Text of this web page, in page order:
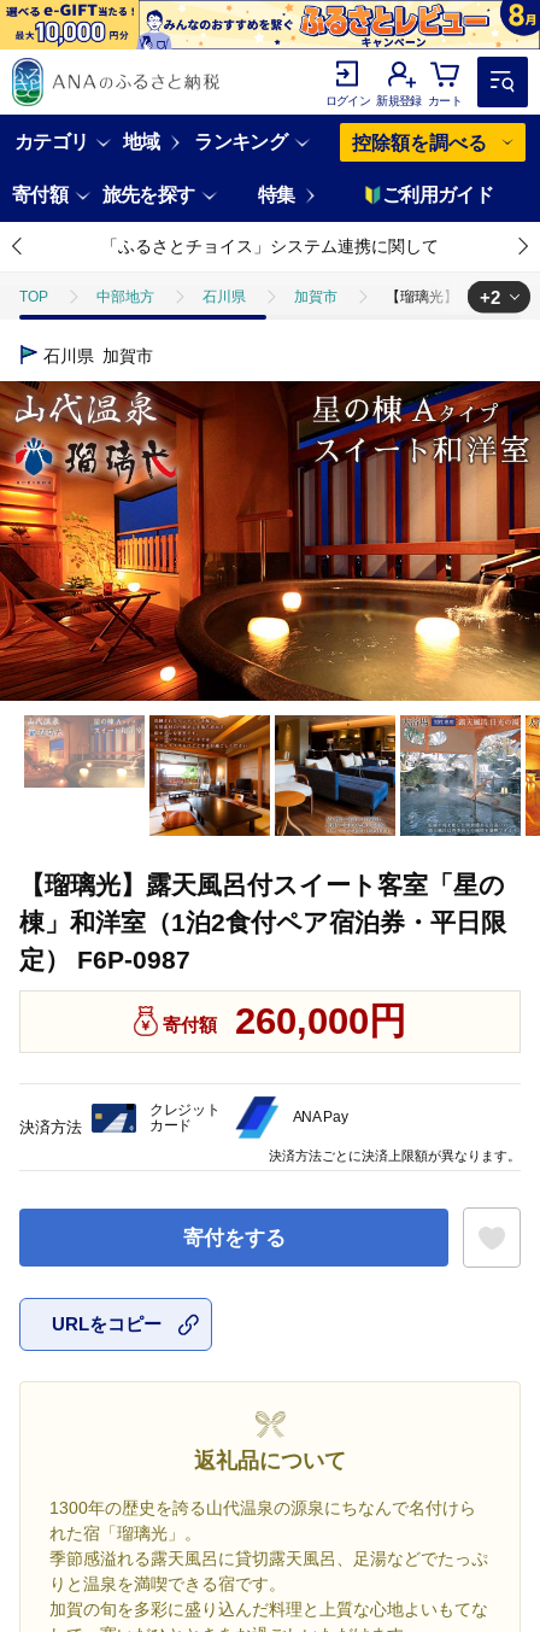
ログイン 新規登録 カート
カテゴリ 地域 ランキング 控除額を調べる
寄付額 旅先を探す 特集 ご利用ガイド
「ふるさとチョイス」システム連携に関して
TOP 中部地方 石川県 加賀市 【瑠璃光】露天風呂
TOP
TOP 旅行・宿泊・体験 宿泊券 【瑠璃光】露天風呂付スイ
+2
石川県 加賀市
【瑠璃光】露天風呂付スイート客室「星の
棟」和洋室（1泊2食付ペア宿泊券・平日限
定） F6P-0987
寄付額 260,000円
寄付をする
URLをコピー
返礼品について
1300年の歴史を誇る山代温泉の源泉にちなんで名付けら
れた宿「瑠璃光」。
季節感溢れる露天風呂に貸切露天風呂、足湯などでたっぷ
りと温泉を満喫できる宿です。
加賀の旬を多彩に盛り込んだ料理と上質な心地よいもてな
決済方法
クレジット
カード
ANA Pay
決済方法ごとに決済上限額が異なります。